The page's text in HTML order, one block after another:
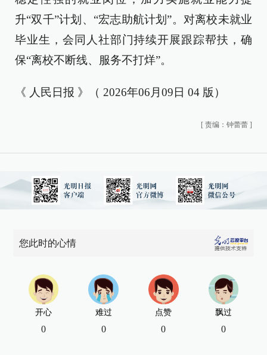
升“双千”计划、“宏志助航计划”。对离校未就业
毕业生，会同人社部门持续开展跟踪帮扶，确
保“离校不断线、服务不打烊”。
《 人民日报 》（ 2026年06月09日 04 版）
[ 责编：钟蕾蕾 ]
您此时的心情
开心
0
难过
0
点赞
0
飘过
0